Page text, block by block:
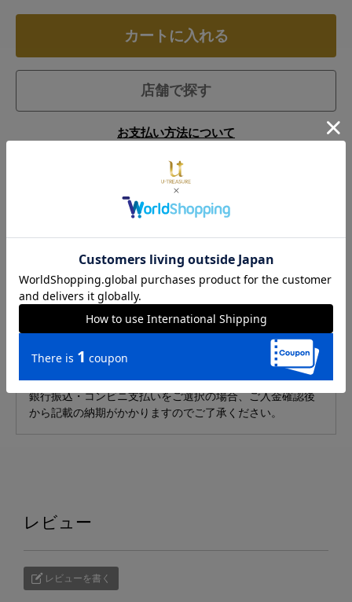
カートに入れる
店舗で探す
お支払い方法について
あなたの背中をそっと支えられたら…、という願いを込め
て。シナモロールをイメージした、ブルーのダイヤモンド
が耳元を華やかに演出します。
発送予定日は、ご注文状況により変動する場合がございま
す。ご了承ください。
銀行振込・コンビニ支払いをご選択の場合、ご入金確認後
から記載の納期がかかりますのでご了承ください。
レビュー
レビューを書く